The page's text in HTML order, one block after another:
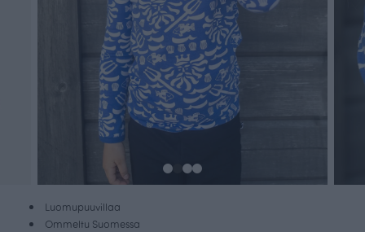
Luomupuuvillaa
Ommeltu Suomessa